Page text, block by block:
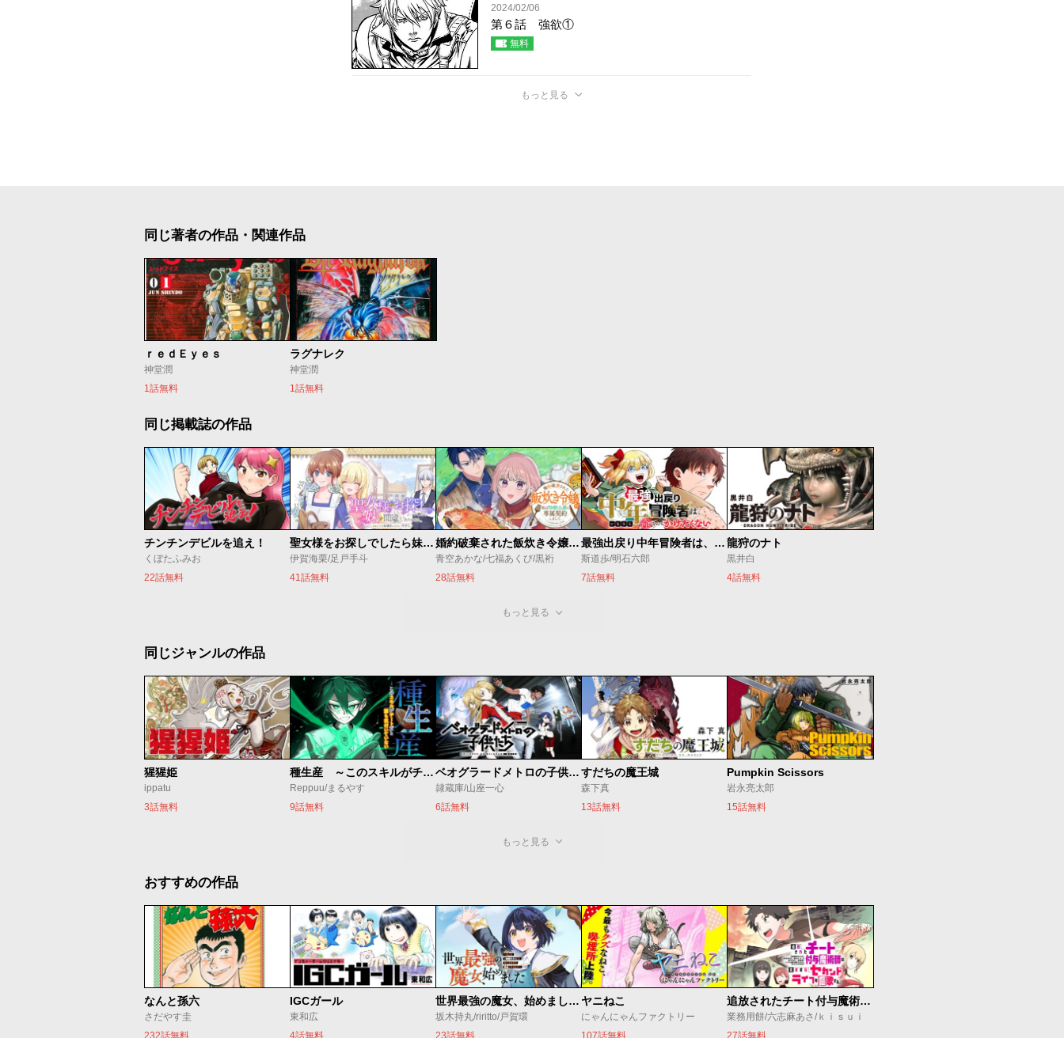
2024/02/06
第６話 強欲①
無料
もっと見る
同じ著者の作品・関連作品
ｒｅｄＥｙｅｓ
神堂潤
1話無料
ラグナレク
神堂潤
1話無料
同じ掲載誌の作品
チンチンデビルを追え！
くぼたふみお
22話無料
聖女様をお探しでしたら妹で間違いありません。さあどうぞお連れください、今すぐ。
伊賀海栗/足戸手斗
41話無料
婚約破棄された飯炊き令嬢の私は冷酷公爵と専属契約しました～ですが胃袋を掴んだ結果、冷たかった公爵様がどんどん優しくなっています～
青空あかな/七福あくび/黒裄
28話無料
最強出戻り中年冒険者は、今さら命なんてかけたくない
斯道歩/明石六郎
7話無料
龍狩のナト
黒井白
4話無料
もっと見る
同じジャンルの作品
猩猩姫
ippatu
3話無料
種生産 ～このスキルがチートだとまだ誰も気付いていない～
Reppuu/まるやす
9話無料
ベオグラードメトロの子供たち
隷蔵庫/山座一心
6話無料
すだちの魔王城
森下真
13話無料
Pumpkin Scissors
岩永亮太郎
15話無料
もっと見る
おすすめの作品
なんと孫六
さだやす圭
232話無料
IGCガール
東和広
4話無料
世界最強の魔女、始めました ～私だけ『攻略サイト』を見れる世界で自由に生きます～
坂木持丸/riritto/戸賀環
23話無料
ヤニねこ
にゃんにゃんファクトリー
107話無料
追放されたチート付与魔術師は気ままなセカンドライフを謳歌する。 ～俺は武器だけじゃなく、あらゆるものに『強化ポイント』を付与できるし、俺の意思でいつでも効果を解除できるけど、残った人たち大丈夫？～
業務用餅/六志麻あさ/ｋｉｓｕｉ
27話無料